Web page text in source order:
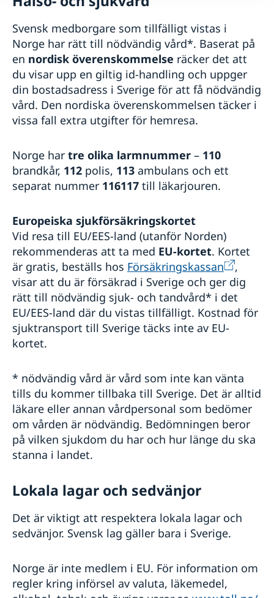
Svensk medborgare som tillfälligt vistas i
Norge har rätt till nödvändig vård*. Baserat på
en nordisk överenskommelse räcker det att
du visar upp en giltig id-handling och uppger
din bostadsadress i Sverige för att få nödvändig
vård. Den nordiska överenskommelsen täcker i
vissa fall extra utgifter för hemresa.
Norge har tre olika larmnummer – 110
brandkår, 112 polis, 113 ambulans och ett
separat nummer 116117 till läkarjouren.
Europeiska sjukförsäkringskortet
Vid resa till EU/EES-land (utanför Norden)
rekommenderas att ta med EU-kortet. Kortet
är gratis, beställs hos Försäkringskassan
,
visar att du är försäkrad i Sverige och ger dig
rätt till nödvändig sjuk- och tandvård* i det
EU/EES-land där du vistas tillfälligt. Kostnad för
sjuktransport till Sverige täcks inte av EU-
kortet.
* nödvändig vård är vård som inte kan vänta
tills du kommer tillbaka till Sverige. Det är alltid
läkare eller annan vårdpersonal som bedömer
om vården är nödvändig. Bedömningen beror
på vilken sjukdom du har och hur länge du ska
stanna i landet.
Lokala lagar och sedvänjor
Det är viktigt att respektera lokala lagar och
sedvänjor. Svensk lag gäller bara i Sverige.
Norge är inte medlem i EU. För information om
regler kring införsel av valuta, läkemedel,